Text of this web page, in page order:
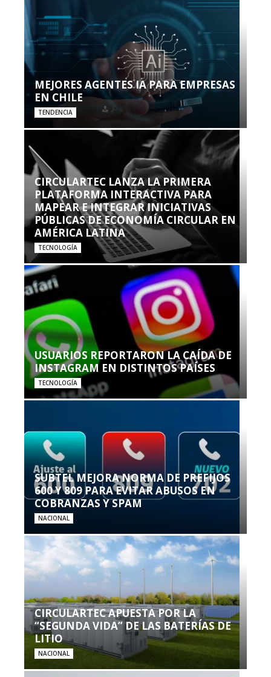
MEJORES AGENTES IA PARA EMPRESAS
EN CHILE
TENDENCIA
CIRCULARTEC LANZA LA PRIMERA
PLATAFORMA INTERACTIVA PARA
MAPEAR E INTEGRAR INICIATIVAS
PÚBLICAS DE ECONOMÍA CIRCULAR EN
AMÉRICA LATINA
TECNOLOGÍA
USUARIOS REPORTARON LA CAÍDA DE
INSTAGRAM EN DISTINTOS PAÍSES
TECNOLOGÍA
SUBTEL MEJORA NORMA DE PREFIJOS
600 Y 809 PARA EVITAR ABUSOS EN
COBRANZAS Y SPAM
NACIONAL
CIRCULARTEC APUESTA POR LA
“SEGUNDA VIDA” DE LAS BATERÍAS DE
LITIO
NACIONAL